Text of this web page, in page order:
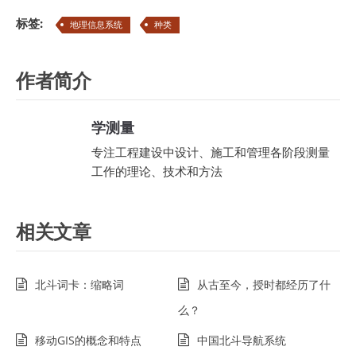
标签: 地理信息系统 种类
作者简介
学测量
专注工程建设中设计、施工和管理各阶段测量
工作的理论、技术和方法
相关文章
北斗词卡：缩略词
从古至今，授时都经历了什
么？
移动GIS的概念和特点
中国北斗导航系统